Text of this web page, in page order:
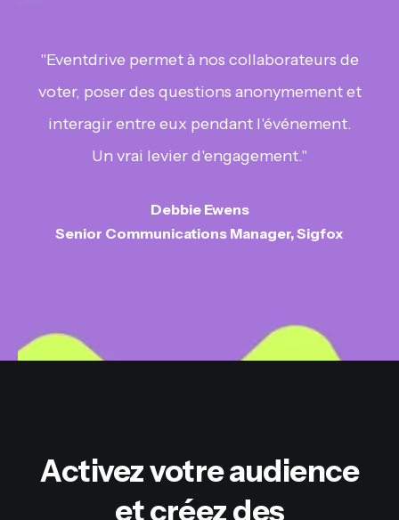
"Eventdrive permet à nos collaborateurs de
voter, poser des questions anonymement et
interagir entre eux pendant l'événement.
Un vrai levier d'engagement."
Debbie Ewens
Senior Communications Manager, Sigfox
Activez votre audience
et créez des